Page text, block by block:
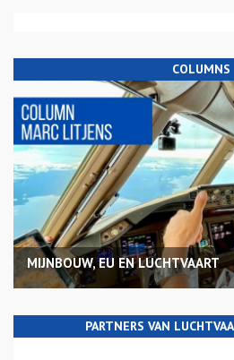
COLUMNS
MIJNBOUW, EU EN LUCHTVAART
PARTNERS VAN